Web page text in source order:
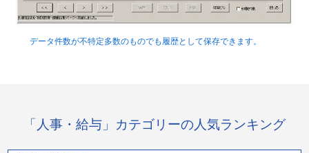
データ件数が不特定多数のものでも履歴として保存できます。
「人事・給与」カテゴリーの人気ランキング